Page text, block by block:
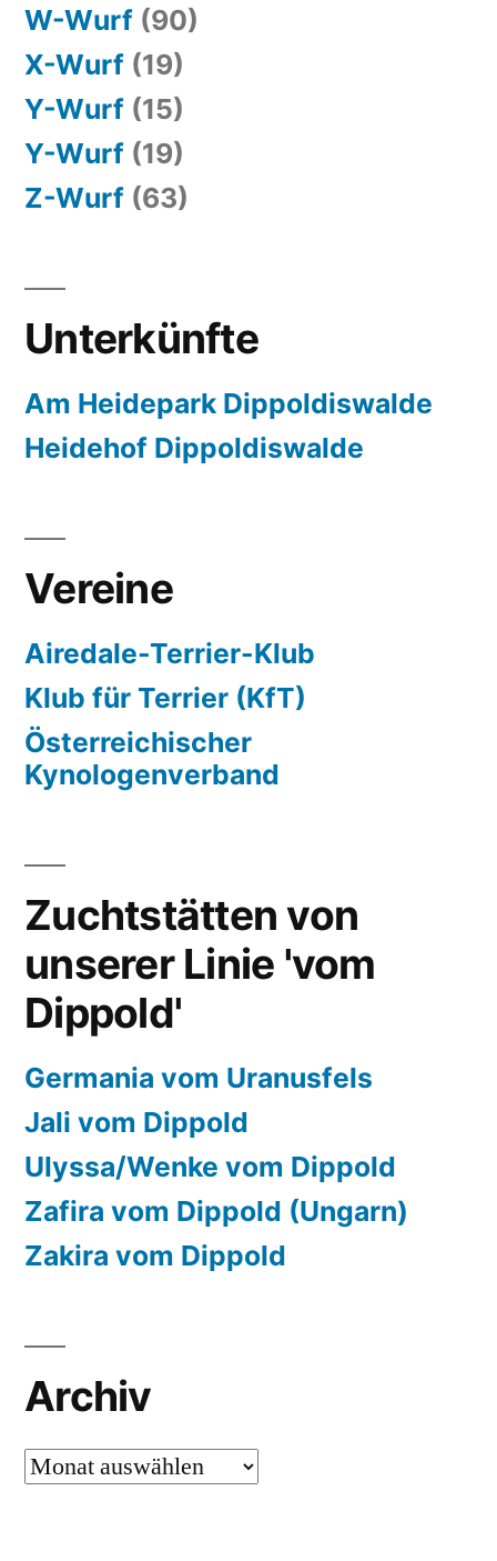
W-Wurf (90)
X-Wurf (19)
Y-Wurf (15)
Y-Wurf (19)
Z-Wurf (63)
Unterkünfte
Am Heidepark Dippoldiswalde
Heidehof Dippoldiswalde
Vereine
Airedale-Terrier-Klub
Klub für Terrier (KfT)
Österreichischer
Kynologenverband
Zuchtstätten von
unserer Linie 'vom
Dippold'
Germania vom Uranusfels
Jali vom Dippold
Ulyssa/Wenke vom Dippold
Zafira vom Dippold (Ungarn)
Zakira vom Dippold
Archiv
Archiv